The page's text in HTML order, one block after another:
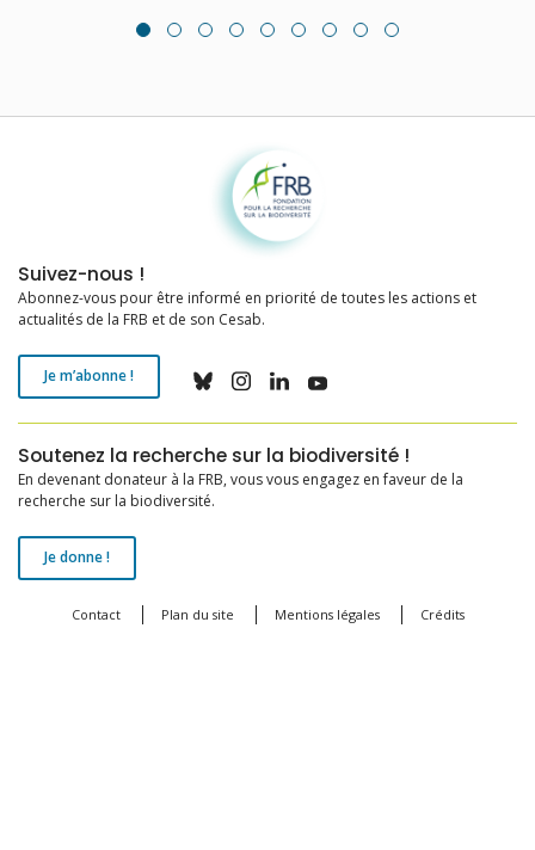
Fondation pour la recherche sur la biodiversité
Suivez-nous !
Abonnez-vous pour être informé en priorité de toutes les actions et
actualités de la FRB et de son Cesab.
Je m’abonne !
Soutenez la recherche sur la biodiversité !
En devenant donateur à la FRB, vous vous engagez en faveur de la
recherche sur la biodiversité.
Je donne !
Contact Plan du site Mentions légales Crédits